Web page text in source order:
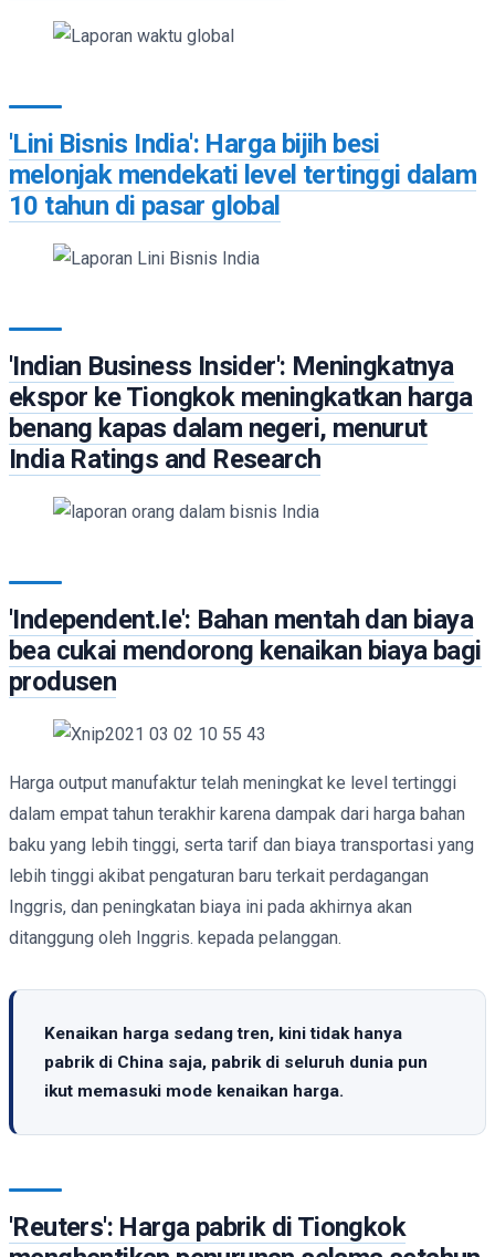
'Lini Bisnis India': Harga bijih besi
melonjak mendekati level tertinggi dalam
10 tahun di pasar global
'Indian Business Insider': Meningkatnya
ekspor ke Tiongkok meningkatkan harga
benang kapas dalam negeri, menurut
India Ratings and Research
'Independent.Ie': Bahan mentah dan biaya
bea cukai mendorong kenaikan biaya bagi
produsen
Harga output manufaktur telah meningkat ke level tertinggi
dalam empat tahun terakhir karena dampak dari harga bahan
baku yang lebih tinggi, serta tarif dan biaya transportasi yang
lebih tinggi akibat pengaturan baru terkait perdagangan
Inggris, dan peningkatan biaya ini pada akhirnya akan
ditanggung oleh Inggris. kepada pelanggan.
Kenaikan harga sedang tren, kini tidak hanya
pabrik di China saja, pabrik di seluruh dunia pun
ikut memasuki mode kenaikan harga.
'Reuters': Harga pabrik di Tiongkok